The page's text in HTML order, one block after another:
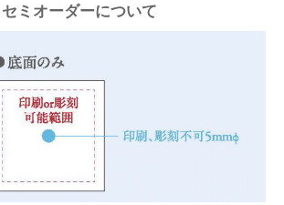
セミオーダーについて